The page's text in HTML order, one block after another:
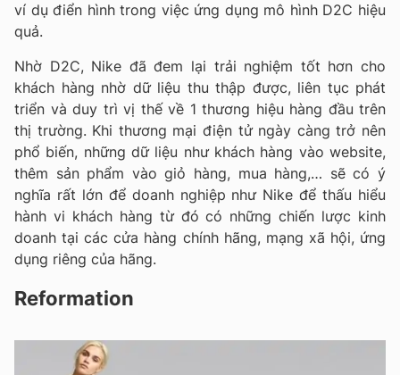
ví dụ điển hình trong việc ứng dụng mô hình D2C hiệu
quả.
Nhờ D2C, Nike đã đem lại trải nghiệm tốt hơn cho
khách hàng nhờ dữ liệu thu thập được, liên tục phát
triển và duy trì vị thế về 1 thương hiệu hàng đầu trên
thị trường. Khi thương mại điện tử ngày càng trở nên
phổ biến, những dữ liệu như khách hàng vào website,
thêm sản phẩm vào giỏ hàng, mua hàng,… sẽ có ý
nghĩa rất lớn để doanh nghiệp như Nike để thấu hiểu
hành vi khách hàng từ đó có những chiến lược kinh
doanh tại các cửa hàng chính hãng, mạng xã hội, ứng
dụng riêng của hãng.
Reformation